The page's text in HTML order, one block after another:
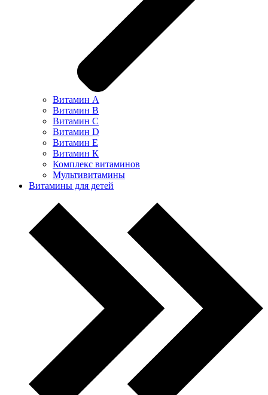
Витамин А
Витамин В
Витамин С
Витамин D
Витамин Е
Витамин К
Комплекс витаминов
Мультивитамины
Витамины для детей